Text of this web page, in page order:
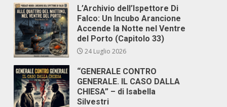
L’Archivio dell’Ispettore Di
Falco: Un Incubo Arancione
Accende la Notte nel Ventre
del Porto (Capitolo 33)
24 Luglio 2026
“GENERALE CONTRO
GENERALE. IL CASO DALLA
CHIESA” – di Isabella
Silvestri